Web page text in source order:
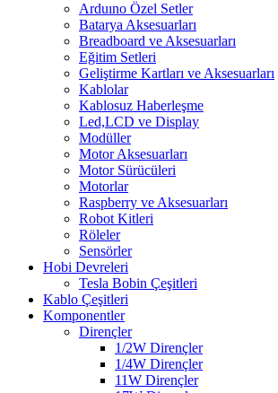
Arduıno Özel Setler
Batarya Aksesuarları
Breadboard ve Aksesuarları
Eğitim Setleri
Geliştirme Kartları ve Aksesuarları
Kablolar
Kablosuz Haberleşme
Led,LCD ve Display
Modüller
Motor Aksesuarları
Motor Sürücüleri
Motorlar
Raspberry ve Aksesuarları
Robot Kitleri
Röleler
Sensörler
Hobi Devreleri
Tesla Bobin Çeşitleri
Kablo Çeşitleri
Komponentler
Dirençler
1/2W Dirençler
1/4W Dirençler
11W Dirençler